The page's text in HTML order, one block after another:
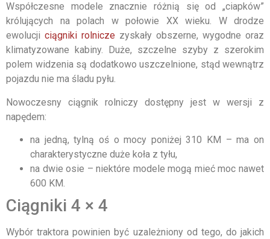
Współczesne modele znacznie różnią się od „ciapków”
królujących na polach w połowie XX wieku. W drodze
ewolucji ciągniki rolnicze zyskały obszerne, wygodne oraz
klimatyzowane kabiny. Duże, szczelne szyby z szerokim
polem widzenia są dodatkowo uszczelnione, stąd wewnątrz
pojazdu nie ma śladu pyłu.
Nowoczesny ciągnik rolniczy dostępny jest w wersji z
napędem:
na jedną, tylną oś o mocy poniżej 310 KM – ma on
charakterystyczne duże koła z tyłu,
na dwie osie – niektóre modele mogą mieć moc nawet
600 KM.
Ciągniki 4 × 4
Wybór traktora powinien być uzależniony od tego, do jakich